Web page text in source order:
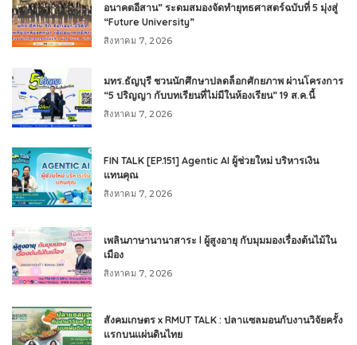
อนาคตอีสาน” ระดมสมองจัดทำยุทธศาสตร์ฉบับที่ 5 มุ่งสู่
“Future University”
สิงหาคม 7, 2026
มทร.ธัญบุรี ชวนนักศึกษาปลดล็อกศักยภาพ ผ่านโครงการ
“5 ปริญญา กับบทเรียนที่ไม่มีในห้องเรียน” 19 ส.ค.นี้
สิงหาคม 7, 2026
FIN TALK [EP.151] Agentic AI ผู้ช่วยใหม่ บริหารเงิน
แทนคุณ
สิงหาคม 7, 2026
เพลินภาษานานาสาระ l ผู้สูงอายุ กับมุมมองเรื่องต้นไม้ใน
เมือง
สิงหาคม 7, 2026
สังคมเกษตร x RMUT TALK : ปลาแซลมอนกับงานวิจัยครั้ง
แรกบนแผ่นดินไทย